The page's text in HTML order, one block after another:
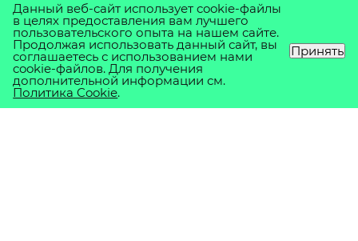
2026 © Магазин Цитадель-Онлайн. Вся представленная на
сайте информация, касающаяся технических
Данный веб-сайт использует cookie-файлы
в целях предоставления вам лучшего
пользовательского опыта на нашем сайте.
Продолжая использовать данный сайт, вы
соглашаетесь с использованием нами
cookie-файлов. Для получения
дополнительной информации см.
Политика Cookie.
Принять